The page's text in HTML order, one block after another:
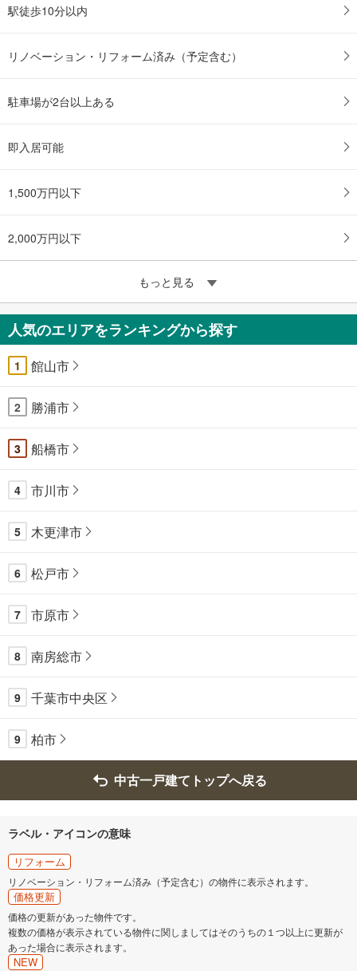
駅徒歩10分以内
リノベーション・リフォーム済み（予定含む）
駐車場が2台以上ある
即入居可能
1,500万円以下
2,000万円以下
もっと見る
人気のエリアをランキングから探す
1 館山市
2 勝浦市
3 船橋市
4 市川市
5 木更津市
6 松戸市
7 市原市
8 南房総市
9 千葉市中央区
9 柏市
中古一戸建てトップへ戻る
ラベル・アイコンの意味
リフォーム
リノベーション・リフォーム済み（予定含む）の物件に表示されます。
価格更新
価格の更新があった物件です。
複数の価格が表示されている物件に関しましてはそのうちの１つ以上に更新が
あった場合に表示されます。
NEW